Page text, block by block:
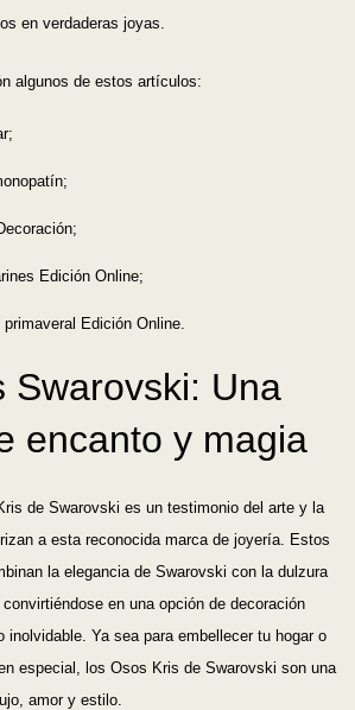
en verdaderas joyas.
algunos de estos artículos:
Edición Online;
Edición Online.
Swarovski: Una
encanto y magia
de Swarovski es un testimonio del arte y la
a esta reconocida marca de joyería. Estos
la elegancia de Swarovski con la dulzura
en una opción de decoración
inolvidable. Ya sea para embellecer tu hogar o
especial, los Osos Kris de Swarovski son una
amor y estilo.